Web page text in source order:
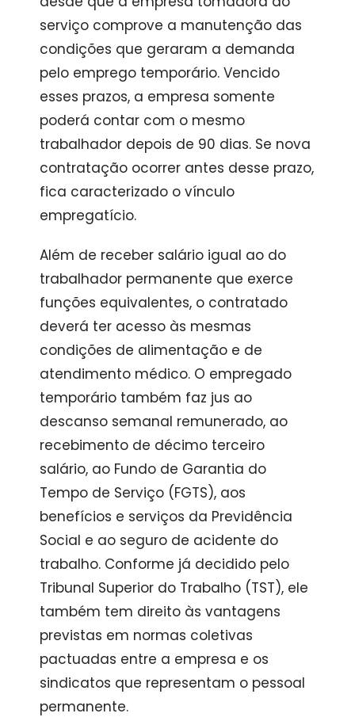
serviço comprove a manutenção das
condições que geraram a demanda
pelo emprego temporário. Vencido
esses prazos, a empresa somente
poderá contar com o mesmo
trabalhador depois de 90 dias. Se nova
contratação ocorrer antes desse prazo,
fica caracterizado o vínculo
empregatício.
Além de receber salário igual ao do
trabalhador permanente que exerce
funções equivalentes, o contratado
deverá ter acesso às mesmas
condições de alimentação e de
atendimento médico. O empregado
temporário também faz jus ao
descanso semanal remunerado, ao
recebimento de décimo terceiro
salário, ao Fundo de Garantia do
Tempo de Serviço (FGTS), aos
benefícios e serviços da Previdência
Social e ao seguro de acidente do
trabalho. Conforme já decidido pelo
Tribunal Superior do Trabalho (TST), ele
também tem direito às vantagens
previstas em normas coletivas
pactuadas entre a empresa e os
sindicatos que representam o pessoal
permanente.